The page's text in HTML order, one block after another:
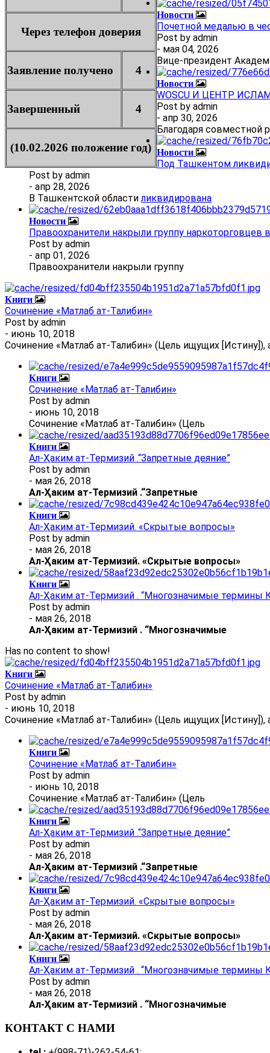
Через телефон доверия
Заявление получено 4
Завершенный 4
(10.02.2026 положение год)
Новости
Почетной медалью в
Post by admin
- мая 04, 2026
Вице-президент
Новости
WOSCU И ЦЕНТР
Post by admin
- апр 30, 2026
Благодаря совместной
Новости
Под Ташкентом
Post by admin
- апр 28, 2026
В Ташкентской областиликвидирована
Новости
Правоохранители накрыли группу
Post by admin
- апр 01, 2026
Правоохранители накрыли группу
Книги
Сочинение «Матлаб ат-Талибин»
Post by admin
- июнь 10, 2018
Сочинение «Матлаб ат-Талибин» (Цель ищущих
Книги
Сочинение «Матлаб ат-Талибин»
Post by admin
- июнь 10, 2018
Сочинение «Матлаб ат-Талибин» (Цель
Книги
Ал-Ҳаким ат-Термизий .“Запретные деяние”
Post by admin
- мая 26, 2018
Ал-Ҳаким ат-Термизий .“Запретные
Книги
Ал-Ҳаким ат-Термизий. «Скрытые вопросы»
Post by admin
- мая 26, 2018
Ал-Ҳаким ат-Термизий. «Скрытые вопросы»
Книги
Ал-Ҳаким ат-Термизий . “Многозначимые термины
Post by admin
- мая 26, 2018
Ал-Ҳаким ат-Термизий . “Многозначимые
Has no content to show!
Книги
Сочинение «Матлаб ат-Талибин»
Post by admin
- июнь 10, 2018
Сочинение «Матлаб ат-Талибин» (Цель ищущих
Книги
Сочинение «Матлаб ат-Талибин»
Post by admin
- июнь 10, 2018
Сочинение «Матлаб ат-Талибин» (Цель
Книги
Ал-Ҳаким ат-Термизий .“Запретные деяние”
Post by admin
- мая 26, 2018
Ал-Ҳаким ат-Термизий .“Запретные
Книги
Ал-Ҳаким ат-Термизий. «Скрытые вопросы»
Post by admin
- мая 26, 2018
Ал-Ҳаким ат-Термизий. «Скрытые вопросы»
Книги
Ал-Ҳаким ат-Термизий . “Многозначимые термины
Post by admin
- мая 26, 2018
Ал-Ҳаким ат-Термизий . “Многозначимые
КОНТАКТ С НАМИ